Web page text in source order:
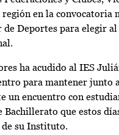
en la convocatoria
de Deportes para elegir
ha acudido al IES
para mantener junto
un encuentro con
Bachillerato que estos
su Instituto.